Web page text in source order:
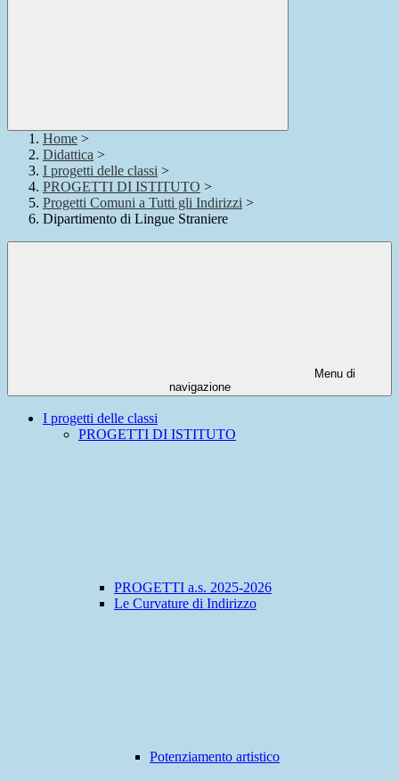
Home >
Didattica >
I progetti delle classi >
PROGETTI DI ISTITUTO >
Progetti Comuni a Tutti gli Indirizzi >
Dipartimento di Lingue Straniere
Menu di
navigazione
I progetti delle classi
PROGETTI DI ISTITUTO
PROGETTI a.s. 2025-2026
Le Curvature di Indirizzo
Potenziamento artistico